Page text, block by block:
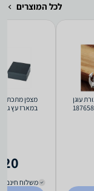
לכל המוצרים
עוגן
במארז עץ גדול
משלוח חינם